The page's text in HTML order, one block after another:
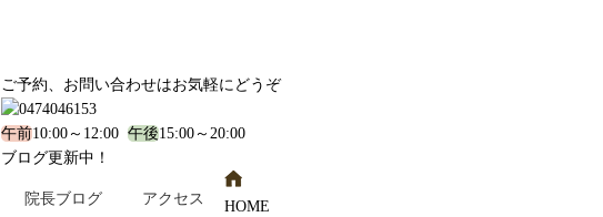
ご予約、お問い合わせはお気軽にどうぞ
午前10:00～12:00 午後15:00～20:00
ブログ更新中！
院長ブログ アクセス
HOME